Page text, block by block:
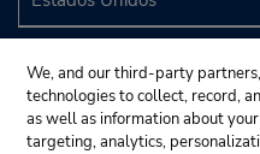
We, and our third-party
technologies to collect, record,
as well as information about
targeting, analytics,